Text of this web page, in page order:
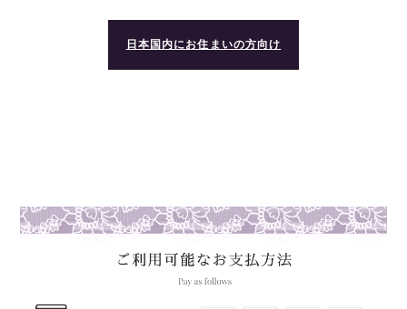
日本国内にお住まいの方向け